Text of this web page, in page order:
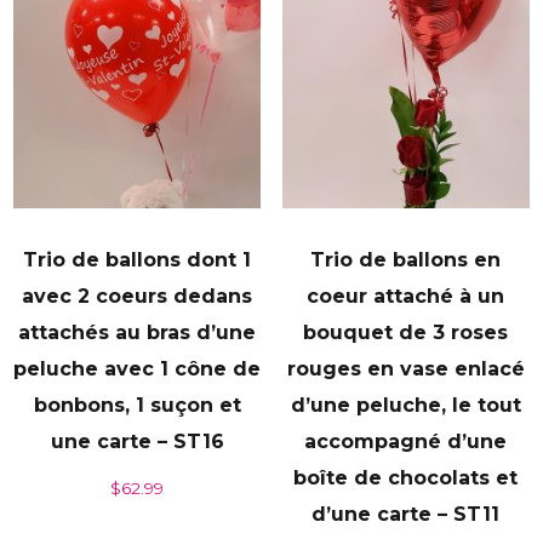
Trio de ballons dont 1
avec 2 coeurs dedans
attachés au bras d’une
peluche avec 1 cône de
bonbons, 1 suçon et
une carte – ST16
$62.99
Trio de ballons en
coeur attaché à un
bouquet de 3 roses
rouges en vase enlacé
d’une peluche, le tout
accompagné d’une
boîte de chocolats et
d’une carte – ST11